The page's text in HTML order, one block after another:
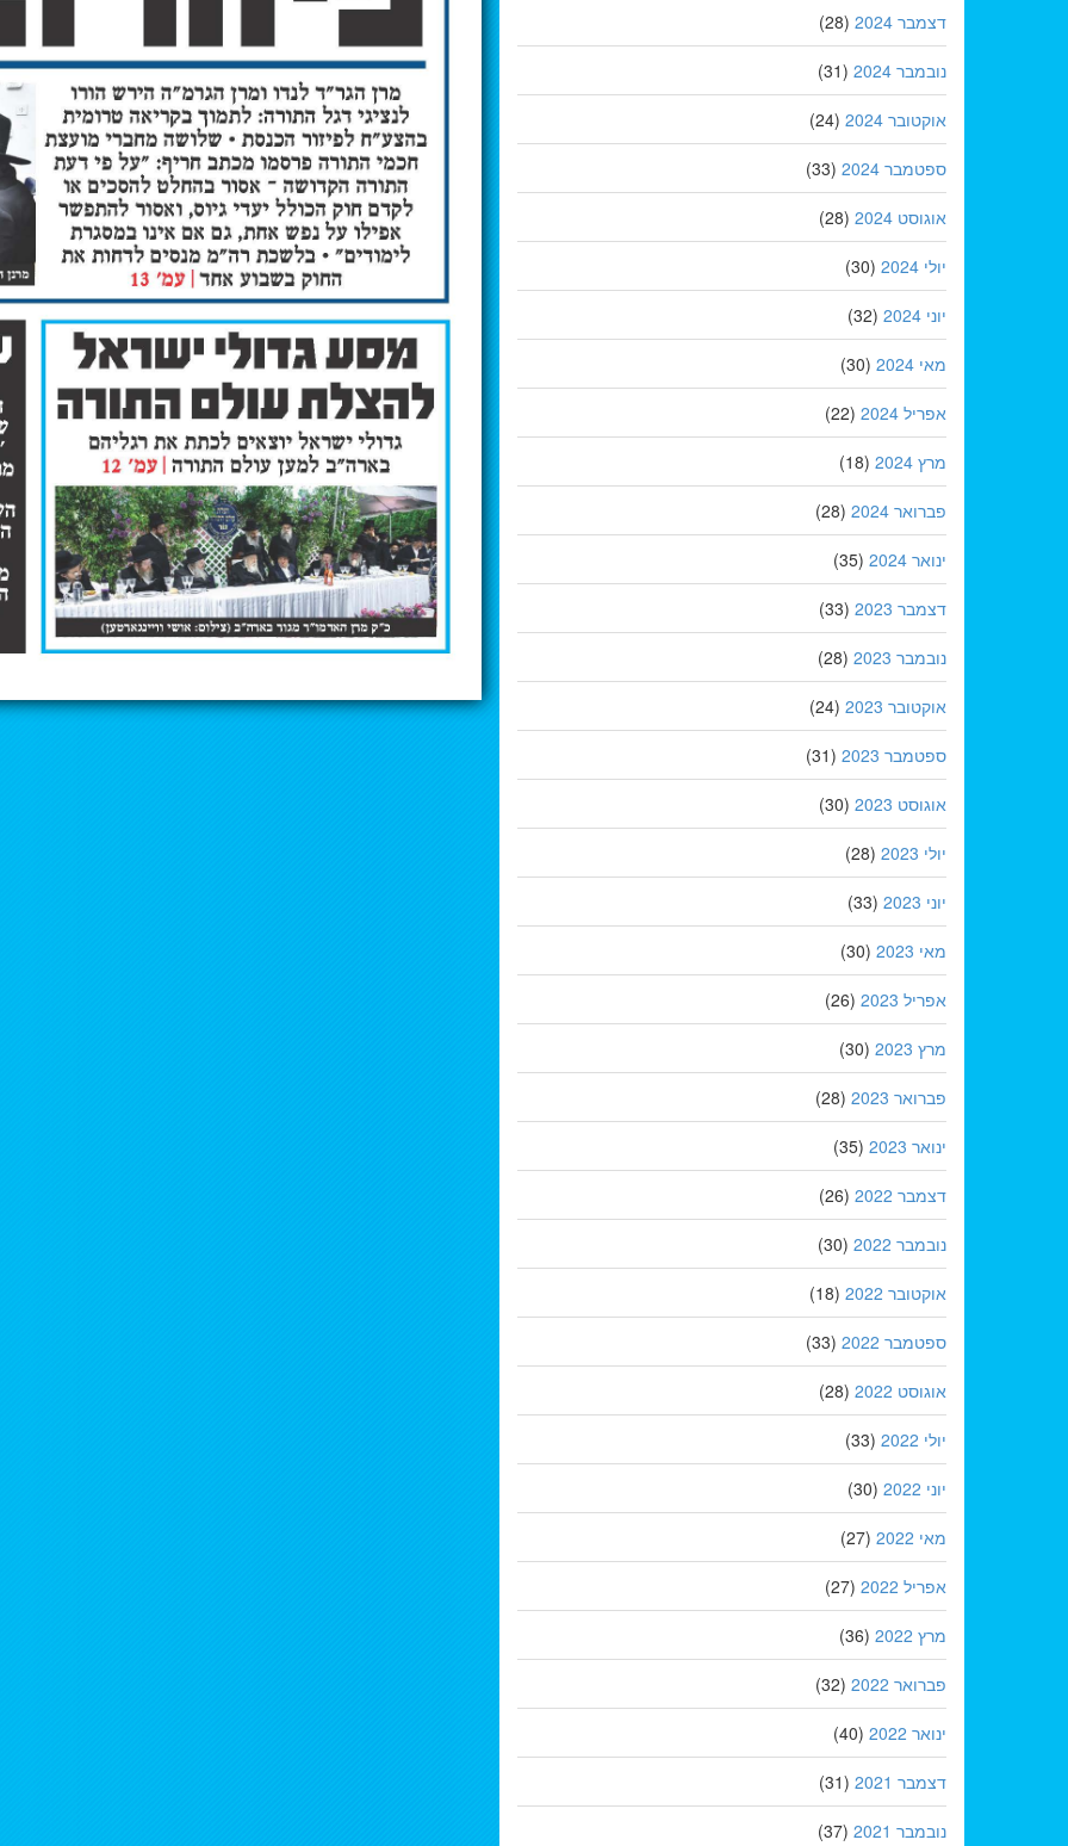
דצמבר 2024 (28)
נובמבר 2024 (31)
אוקטובר 2024 (24)
ספטמבר 2024 (33)
אוגוסט 2024 (28)
יולי 2024 (30)
יוני 2024 (32)
מאי 2024 (30)
אפריל 2024 (22)
מרץ 2024 (18)
פברואר 2024 (28)
ינואר 2024 (35)
דצמבר 2023 (33)
נובמבר 2023 (28)
אוקטובר 2023 (24)
ספטמבר 2023 (31)
אוגוסט 2023 (30)
יולי 2023 (28)
יוני 2023 (33)
מאי 2023 (30)
אפריל 2023 (26)
מרץ 2023 (30)
פברואר 2023 (28)
ינואר 2023 (35)
דצמבר 2022 (26)
נובמבר 2022 (30)
אוקטובר 2022 (18)
ספטמבר 2022 (33)
אוגוסט 2022 (28)
יולי 2022 (33)
יוני 2022 (30)
מאי 2022 (27)
אפריל 2022 (27)
מרץ 2022 (36)
פברואר 2022 (32)
ינואר 2022 (40)
דצמבר 2021 (31)
נובמבר 2021 (37)